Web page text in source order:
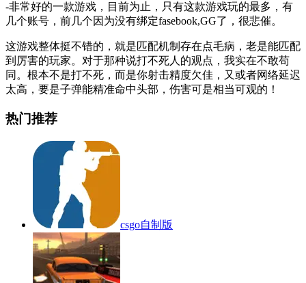
-非常好的一款游戏，目前为止，只有这款游戏玩的最多，有
几个账号，前几个因为没有绑定fasebook,GG了，很悲催。
这游戏整体挺不错的，就是匹配机制存在点毛病，老是能匹配
到厉害的玩家。对于那种说打不死人的观点，我实在不敢苟
同。根本不是打不死，而是你射击精度欠佳，又或者网络延迟
太高，要是子弹能精准命中头部，伤害可是相当可观的！
热门推荐
csgo自制版